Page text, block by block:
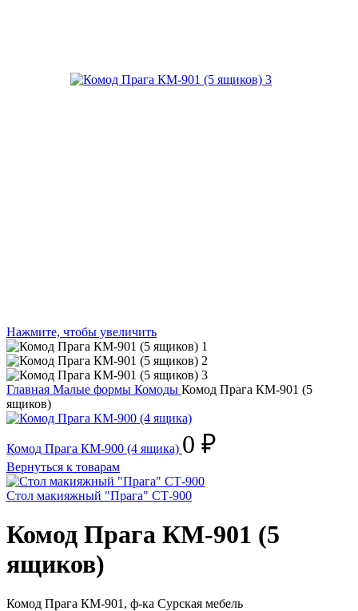
Нажмите, чтобы увеличить
Главная Малые формы Комоды Комод Прага КМ-901 (5
ящиков)
Комод Прага КМ-900 (4 ящика) 0 ₽
Вернуться к товарам
Стол макияжный "Прага" СТ-900
Комод Прага КМ-901 (5
ящиков)
Комод Прага КМ-901, ф-ка Сурская мебель